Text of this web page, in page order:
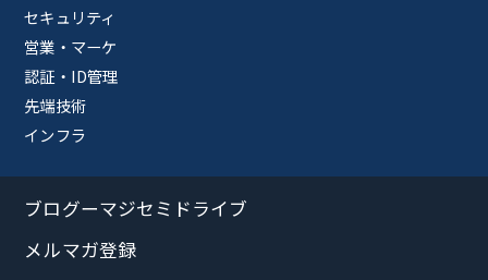
セキュリティ
営業・マーケ
認証・ID管理
先端技術
インフラ
ブログーマジセミドライブ
メルマガ登録